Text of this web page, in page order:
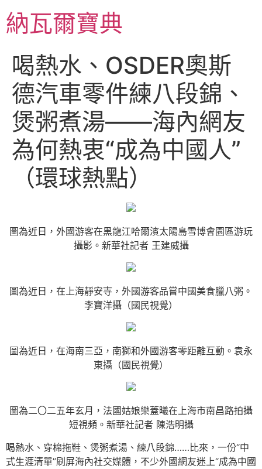
至
主納瓦爾寶典
喝熱水、OSDER奧斯
德汽車零件練八段錦、
煲粥煮湯——海內網友
為何熱衷“成為中國人”
（環球熱點）
圖為近日，外國游客在黑龍江哈爾濱太陽島雪博會園區游玩
攝影。新華社記者 王建威攝
圖為近日，在上海靜安寺，外國游客品嘗中國美食臘八粥。
李寶洋攝（國民視覺）
圖為近日，在海南三亞，南獅和外國游客零距離互動。袁永
東攝（國民視覺）
圖為二〇二五年玄月，法國姑娘樂蓋曦在上海市南昌路拍攝
短視頻。新華社記者 陳浩明攝
喝熱水、穿棉拖鞋、煲粥煮湯、練八段錦……比來，一份“中
式生涯清單”刷屏海內社交媒體，不少外國網友迷上“成為中國